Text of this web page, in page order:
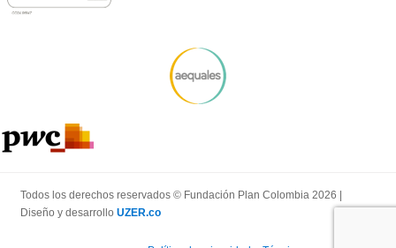
Todos los derechos reservados © Fundación Plan Colombia 2026 |
Diseño y desarrollo UZER.co